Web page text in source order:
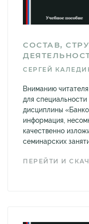
СОСТАВ,
СЕРГЕЙ
Вниманию
для
дисциплины
информация,
качественно
семинарских
ПЕРЕЙТИ И